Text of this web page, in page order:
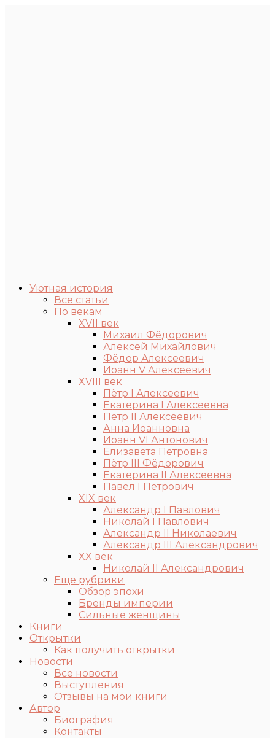
Уютная история
Все статьи
По векам
XVII век
Михаил Фёдорович
Алексей Михайлович
Фёдор Алексеевич
Иоанн V Алексеевич
XVIII век
Пётр I Алексеевич
Екатерина I Алексеевна
Пётр II Алексеевич
Анна Иоанновна
Иоанн VI Антонович
Елизавета Петровна
Пётр III Фёдорович
Екатерина II Алексеевна
Павел I Петрович
XIX век
Александр I Павлович
Николай I Павлович
Александр II Николаевич
Александр III Александрович
XX век
Николай II Александрович
Еще рубрики
Обзор эпохи
Бренды империи
Сильные женщины
Книги
Открытки
Как получить открытки
Новости
Все новости
Выступления
Отзывы на мои книги
Автор
Биография
Контакты